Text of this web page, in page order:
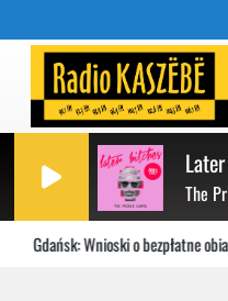
The
Gdańsk: Wnioski o bezpłatne